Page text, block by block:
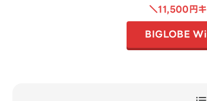
＼11,500円
BIGLOBE